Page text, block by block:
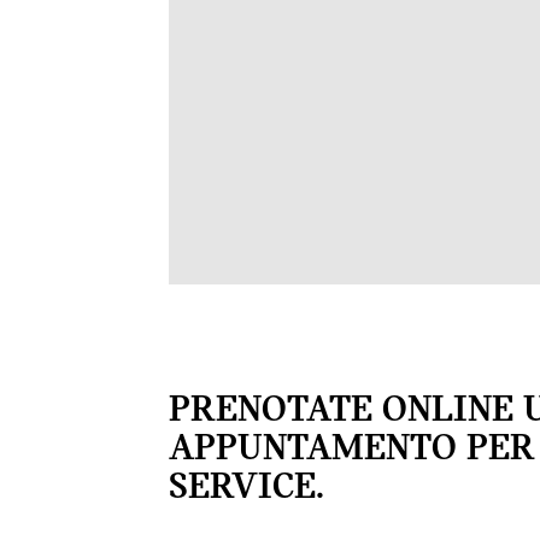
PRENOTATE ONLINE
APPUNTAMENTO
SERVICE.